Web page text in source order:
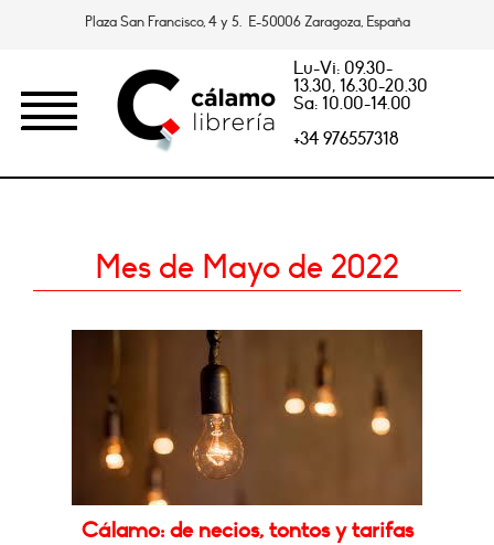
Plaza San Francisco, 4 y 5. E-50006 Zaragoza, España
Lu-Vi: 09.30-
13.30, 16.30-20.30
Sa: 10.00-14.00
+34 976557318
Mes de Mayo de 2022
Cálamo: de necios, tontos y tarifas